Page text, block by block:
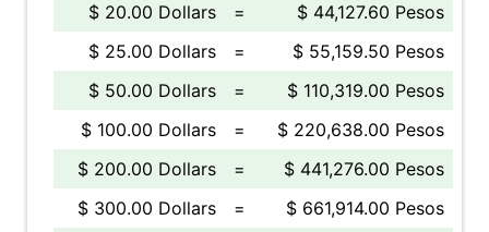
$ 20.00 Dollars
=
$ 44,127.60 Pesos
$ 25.00 Dollars
=
$ 55,159.50 Pesos
$ 50.00 Dollars
=
$ 110,319.00 Pesos
$ 100.00 Dollars
=
$ 220,638.00 Pesos
$ 200.00 Dollars
=
$ 441,276.00 Pesos
$ 300.00 Dollars
=
$ 661,914.00 Pesos